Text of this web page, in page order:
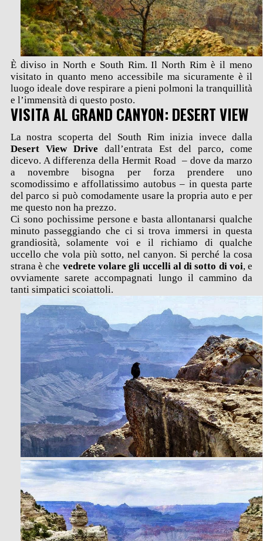
È diviso in North e South Rim. Il North Rim è il meno
visitato in quanto meno accessibile ma sicuramente è il
luogo ideale dove respirare a pieni polmoni la tranquillità
e l’immensità di questo posto.
VISITA AL GRAND CANYON: DESERT VIEW
La nostra scoperta del South Rim inizia invece dalla
Desert View Drive dall’entrata Est del parco, come
dicevo. A differenza della Hermit Road – dove da marzo
a novembre bisogna per forza prendere uno
scomodissimo e affollatissimo autobus – in questa parte
del parco si può comodamente usare la propria auto e per
me questo non ha prezzo.
Ci sono pochissime persone e basta allontanarsi qualche
minuto passeggiando che ci si trova immersi in questa
grandiosità, solamente voi e il richiamo di qualche
uccello che vola più sotto, nel canyon. Si perché la cosa
strana è che vedrete volare gli uccelli al di sotto di voi, e
ovviamente sarete accompagnati lungo il cammino da
tanti simpatici scoiattoli.